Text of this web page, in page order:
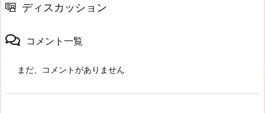
ディスカッション
コメント一覧
まだ、コメントがありません